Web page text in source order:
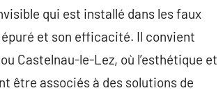
qui est installé dans les faux
et son efficacité. Il convient
Castelnau-le-Lez, où l’esthétique et
être associés à des solutions de